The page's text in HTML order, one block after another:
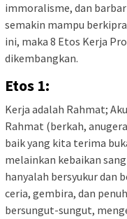
immoralisme, dan
semakin mampu
ini, maka 8 Etos Kerja
dikembangkan.
Etos 1:
Kerja adalah Rahmat;
Rahmat (berkah,
baik yang kita terima
melainkan kebaikan
hanyalah bersyukur dan
ceria, gembira, dan
bersungut-sungut,